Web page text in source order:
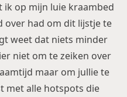
ik op mijn luie kraambed
over had om dit lijstje te
weet dat niets minder
niet om te zeiken over
maar om jullie te
met alle hotspots die